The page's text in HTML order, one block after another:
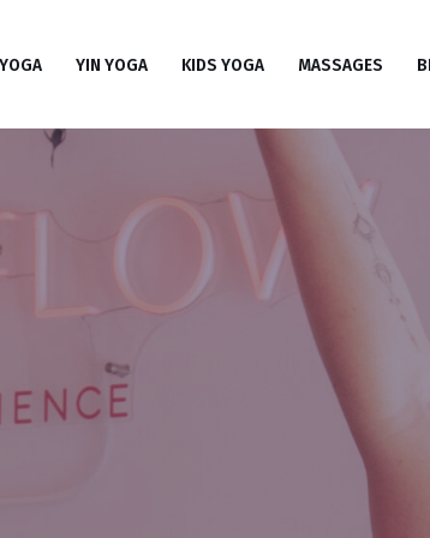
YIN YOGA KIDS YOGA MASSAGES